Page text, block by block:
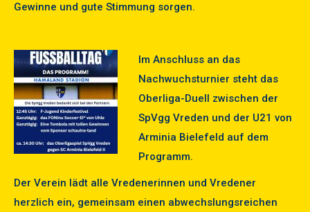
Gewinne und gute Stimmung sorgen.
Im Anschluss an das
Nachwuchsturnier steht das
Oberliga-Duell zwischen der
SpVgg Vreden und der U21 von
Arminia Bielefeld auf dem
Programm.
Der Verein lädt alle Vredenerinnen und Vredener
herzlich ein, gemeinsam einen abwechslungsreichen